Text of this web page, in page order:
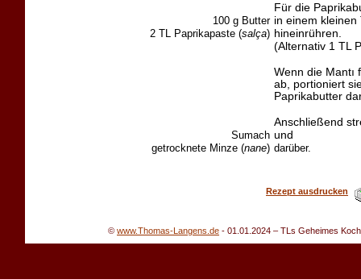
Für die
100 g Butter in einem kleinen
2 TL Paprikapaste (salça) hineinrühren.
(Alternativ 1 TL
Wenn die Mantı
ab, portioniert
Paprikabutter
Anschließend
Sumach und
getrocknete Minze (nane) darüber.
Rezept ausdrucken
© www.Thomas-Langens.de - 01.01.2024 – TLs Geheimes